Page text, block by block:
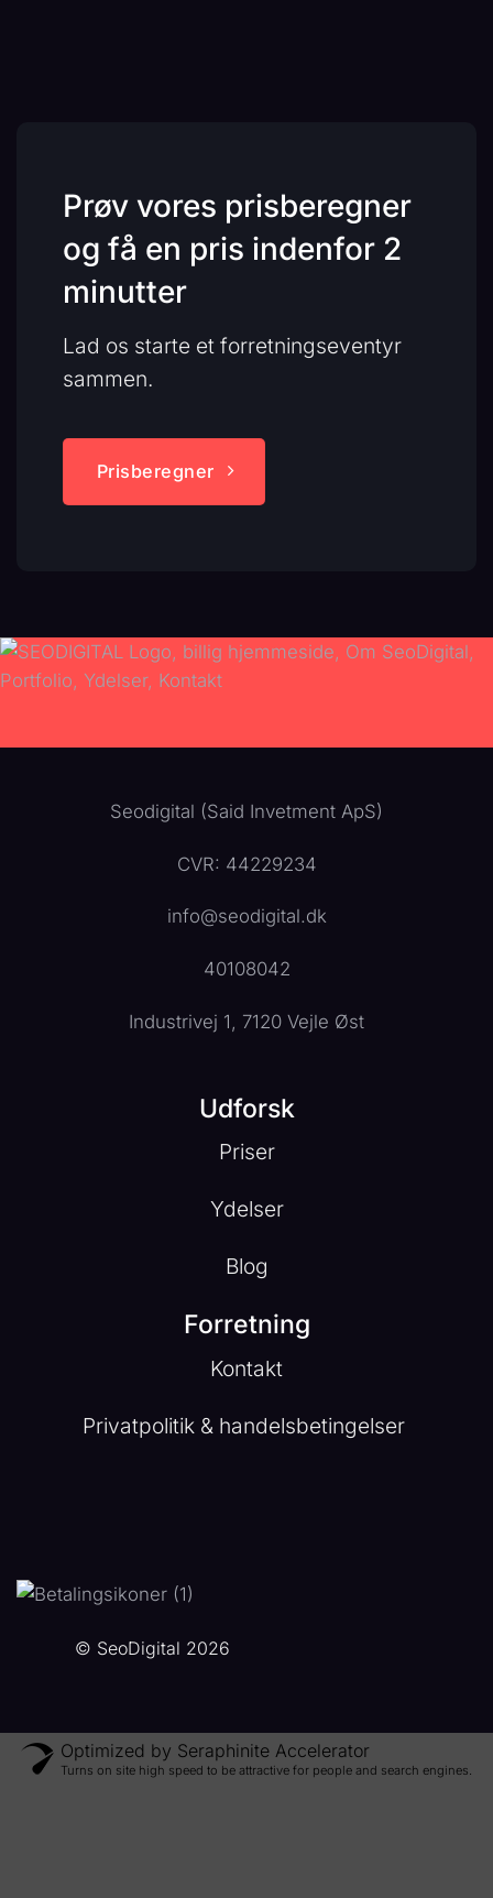
Prøv vores prisberegner
og få en pris indenfor 2
minutter
Lad os starte et forretningseventyr
sammen.
Prisberegner
Seodigital (Said Invetment ApS)
CVR: 44229234
info@seodigital.dk
40108042
Industrivej 1, 7120 Vejle Øst
Udforsk
Priser
Ydelser
Blog
Forretning
Kontakt
Privatpolitik & handelsbetingelser
© SeoDigital 2026
Optimized by Seraphinite Accelerator
Turns on site high speed to be attractive for people and search engines.